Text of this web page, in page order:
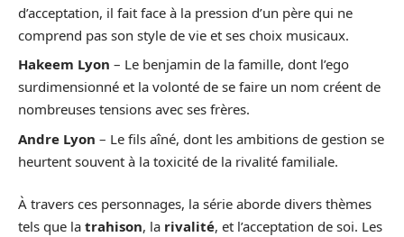
d’acceptation, il fait face à la pression d’un père qui ne
comprend pas son style de vie et ses choix musicaux.
Hakeem Lyon – Le benjamin de la famille, dont l’ego
surdimensionné et la volonté de se faire un nom créent de
nombreuses tensions avec ses frères.
Andre Lyon – Le fils aîné, dont les ambitions de gestion se
heurtent souvent à la toxicité de la rivalité familiale.
À travers ces personnages, la série aborde divers thèmes
tels que la trahison, la rivalité, et l’acceptation de soi. Les